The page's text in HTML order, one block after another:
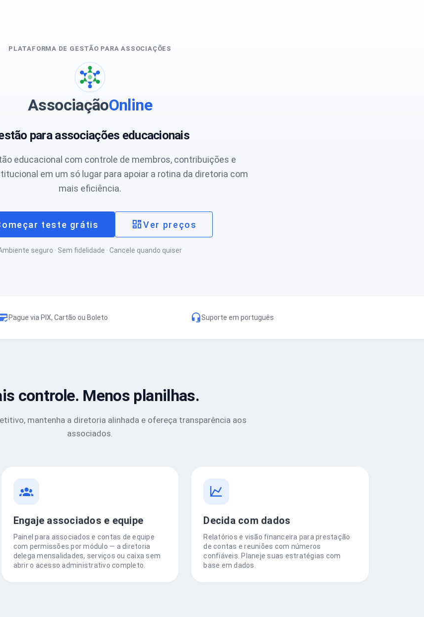
PLATAFORMA DE GESTÃO PARA ASSOCIAÇÕES
AssociaçãoOnline
para associações educacionais
educacional com controle de membros, contribuições e
em um só lugar para apoiar a rotina da diretoria com
mais eficiência.
teste grátis Ver preços
seguro · Sem fidelidade · Cancele quando quiser
Pague via PIX, Cartão ou Boleto Suporte em português
controle. Menos planilhas.
mantenha a diretoria alinhada e ofereça transparência aos
associados.
Engaje associados e equipe
Painel para associados e contas de equipe
com permissões por módulo — a diretoria
delega mensalidades, serviços ou caixa sem
abrir o acesso administrativo completo.
Decida com dados
Relatórios e visão financeira para prestação
de contas e reuniões com números
confiáveis. Planeje suas estratégias com
base em dados.